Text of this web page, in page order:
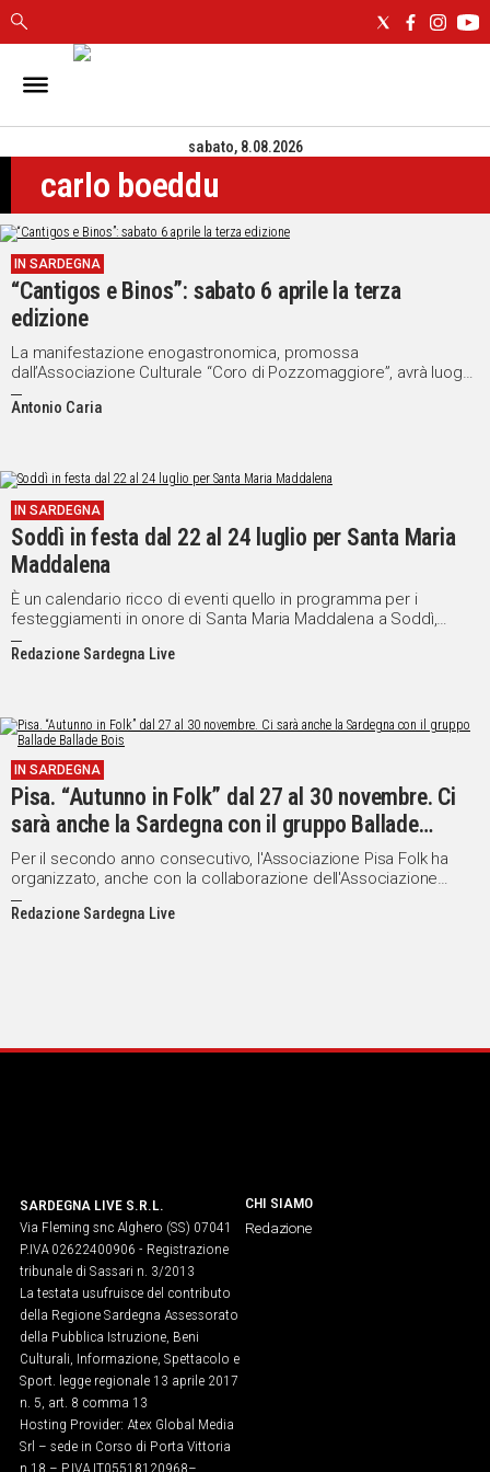
IN
CAGLIARI
SASSARI
NUORO
ORISTANO
SULCIS
GALLURA
OGLIASTRA
MEDIO
CAMPIDANO
POLITICA
IN
ITALIA
NEL
MONDO
SPORT
EVENTI
VIDEO
Vai
UNISCITI
AL CANALE
sabato, 8.08.2026
carlo boeddu
IN SARDEGNA
“Cantigos e Binos”: sabato 6 aprile la terza
edizione
La manifestazione enogastronomica, promossa
dall’Associazione Culturale “Coro di Pozzomaggiore”, avrà luogo
alle 18.00 nel rione di “Sa Prammuzza”
Antonio Caria
IN SARDEGNA
Soddì in festa dal 22 al 24 luglio per Santa Maria
Maddalena
È un calendario ricco di eventi quello in programma per i
festeggiamenti in onore di Santa Maria Maddalena a Soddì,
caratteristico centro della provincia di Oristano.
Redazione Sardegna Live
IN SARDEGNA
Pisa. “Autunno in Folk” dal 27 al 30 novembre. Ci
sarà anche la Sardegna con il gruppo Ballade
Ballade Bois
Per il secondo anno consecutivo, l'Associazione Pisa Folk ha
organizzato, anche con la collaborazione dell'Associazione
culturale sarda G. Deledda, la rassegna autunnale di “Autunno in
Folk”, che da oggi e fino a domenica prossima ospiterà nella
Redazione Sardegna Live
SARDEGNA LIVE S.R.L.
Via Fleming snc Alghero (SS) 07041
P.IVA 02622400906 - Registrazione
tribunale di Sassari n. 3/2013
La testata usufruisce del contributo
della Regione Sardegna Assessorato
della Pubblica Istruzione, Beni
Culturali, Informazione, Spettacolo e
Sport. legge regionale 13 aprile 2017
n. 5, art. 8 comma 13
Hosting Provider: Atex Global Media
Srl – sede in Corso di Porta Vittoria
n.18 – P.IVA IT05518120968​–
CHI SIAMO
Redazione